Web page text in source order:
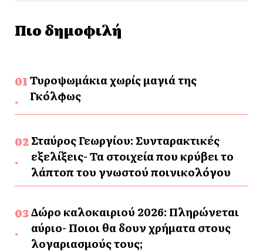
Πιο δημοφιλή
Τυροψωμάκια χωρίς μαγιά της
Γκόλφως
Σταύρος Γεωργίου: Συνταρακτικές
εξελίξεις- Τα στοιχεία που κρύβει το
λάπτοπ του γνωστού ποινικολόγου
Δώρο καλοκαιριού 2026: Πληρώνεται
αύριο- Ποιοι θα δουν χρήματα στους
λογαριασμούς τους;